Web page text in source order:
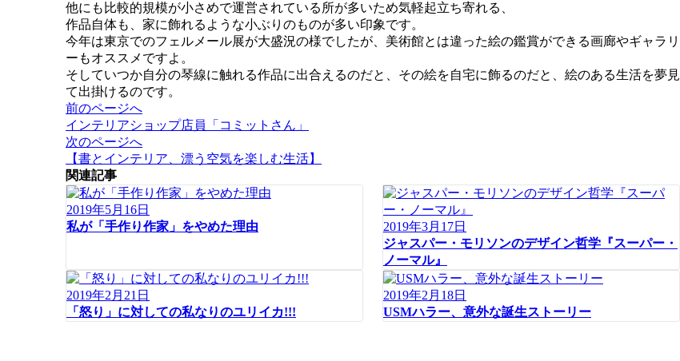
他にも比較的規模が小さめで運営されている所が多いため気軽起立ち寄れる、
作品自体も、家に飾れるような小ぶりのものが多い印象です。
今年は東京でのフェルメール展が大盛況の様でしたが、美術館とは違った絵の鑑賞ができる画廊やギャラリ
ーもオススメですよ。
そしていつか自分の琴線に触れる作品に出合えるのだと、その絵を自宅に飾るのだと、絵のある生活を夢見
て出掛けるのです。
投
稿
ナ
ビ
ゲ
ー
シ
ョ
前のページへ
インテリアショップ店員「コミットさん」
次のページへ
【書とインテリア、漂う空気を楽しむ生活】
関連記事
2019年5月16日
私が「手作り作家」をやめた理由
2019年3月17日
ジャスパー・モリソンのデザイン哲学『スーパー・
ノーマル』
2019年2月21日
「怒り」に対しての私なりのユリイカ!!!
2019年2月18日
USMハラー、意外な誕生ストーリー